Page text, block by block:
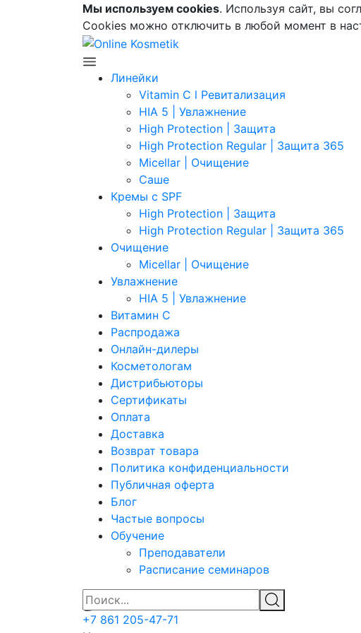
Мы используем cookies. Используя сайт, вы
Cookies можно отключить в любой момент в
Линейки
Vitamin C l Ревитализация
HIA 5 | Увлажнение
High Protection | Защита
High Protection Regular | Защита 365
Micellar | Очищение
Саше
Кремы с SPF
High Protection | Защита
High Protection Regular | Защита 365
Очищение
Micellar | Очищение
Увлажнение
HIA 5 | Увлажнение
Витамин C
Распродажа
Онлайн-дилеры
Косметологам
Дистрибьюторы
Сертификаты
Оплата
Доставка
Возврат товара
Политика конфиденциальности
Публичная оферта
Блог
Частые вопросы
Обучение
Преподаватели
Расписание семинаров
+7 861 205-47-71